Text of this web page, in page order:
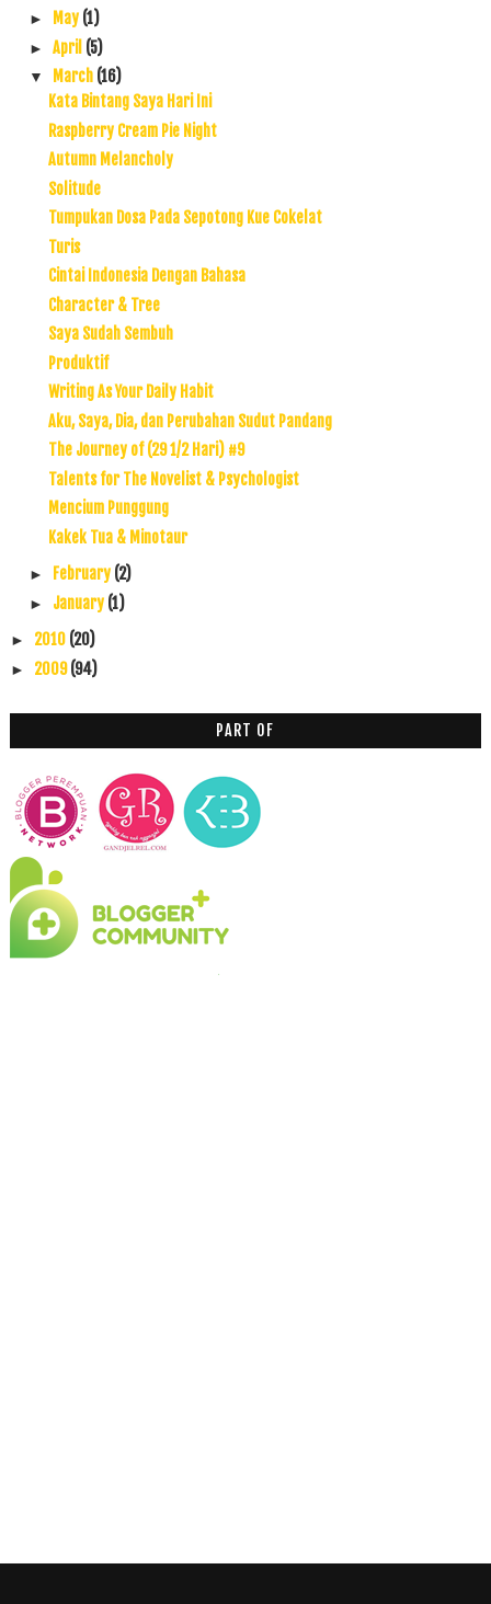
► May (1)
► April (5)
▼ March (16)
Kata Bintang Saya Hari Ini
Raspberry Cream Pie Night
Autumn Melancholy
Solitude
Tumpukan Dosa Pada Sepotong Kue Cokelat
Turis
Cintai Indonesia Dengan Bahasa
Character & Tree
Saya Sudah Sembuh
Produktif
Writing As Your Daily Habit
Aku, Saya, Dia, dan Perubahan Sudut Pandang
The Journey of (29 1/2 Hari) #9
Talents for The Novelist & Psychologist
Mencium Punggung
Kakek Tua & Minotaur
► February (2)
► January (1)
► 2010 (20)
► 2009(94)
PART OF